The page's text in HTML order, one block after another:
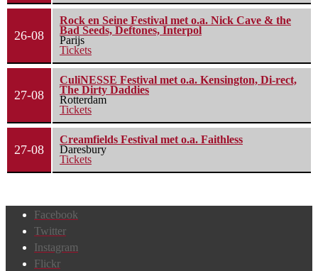
26-08
Rock en Seine Festival met o.a. Nick Cave & the
Bad Seeds, Deftones, Interpol
Parijs
Tickets
27-08
CuliNESSE Festival met o.a. Kensington, Di-rect,
The Dirty Daddies
Rotterdam
Tickets
27-08
Creamfields Festival met o.a. Faithless
Daresbury
Tickets
Facebook
Twitter
Instagram
Flickr